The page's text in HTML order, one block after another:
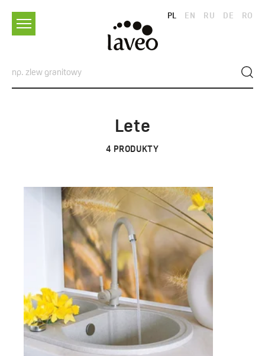
PL EN RU DE RO
Lete
4 PRODUKTY